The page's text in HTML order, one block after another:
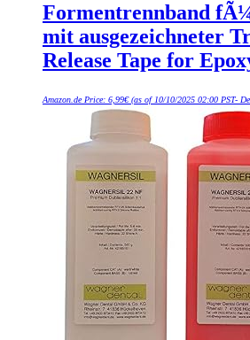
Formentrennband
mit ausgezeichneter
Release Tape for
Amazon.de Price: 6,99€(as of 10/10/2025 02:00 PST-